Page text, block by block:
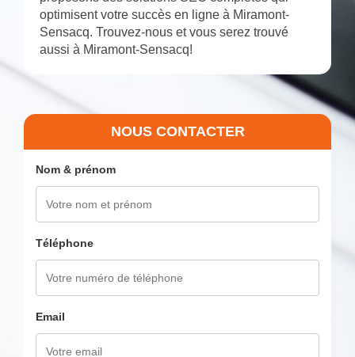
optimisent votre succès en ligne à Miramont-
Sensacq. Trouvez-nous et vous serez trouvé
aussi à Miramont-Sensacq!
NOUS CONTACTER
Nom & prénom
Téléphone
Email